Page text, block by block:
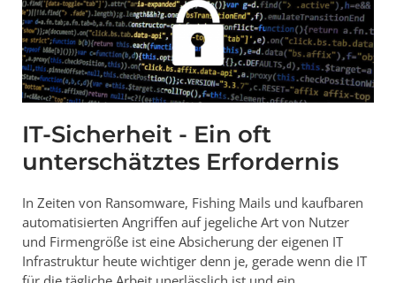
IT-Sicherheit - Ein oft
unterschätztes Erfordernis
In Zeiten von Ransomware, Fishing Mails und kaufbaren
automatisierten Angriffen auf jegeliche Art von Nutzer
und Firmengröße ist eine Absicherung der eigenen IT
Infrastruktur heute wichtiger denn je, gerade wenn die IT